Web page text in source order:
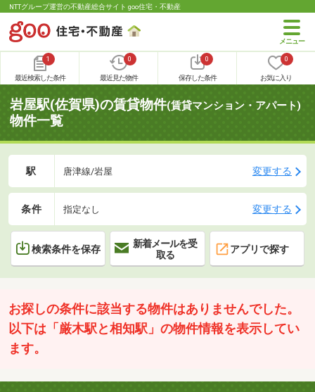
NTTグループ運営の不動産総合サイト goo住宅・不動産
1
最近検索した条件
0
最近見た物件
0
保存した条件
0
お気に入り
岩屋駅(佐賀県)の賃貸物件(賃貸マンション・アパート)
物件一覧
駅 唐津線/岩屋 変更する
条件 指定なし 変更する
検索条件を保存
新着メールを受
取る
アプリで探す
お探しの条件に該当する物件はありませんでした。
以下は「厳木駅と相知駅」の物件情報を表示してい
ます。